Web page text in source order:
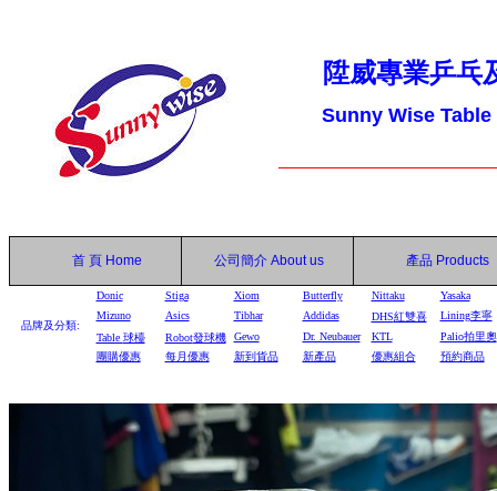
陞威專業乒乓
Sunny Wise
首 頁 Home 公司簡介 About us 產品 Products
品牌及分類:
Donic Stiga Xiom Butterfly Nittaku
Yasaka
Mizuno
Asics Tibhar Addidas DHS紅雙喜
Lining李寧
Table 球檯 Robot發球機 Gewo Dr. Neubauer KTL
Palio拍里奧
團購優惠
每月優惠 新到貨品 新產品 優惠組合 預約商品